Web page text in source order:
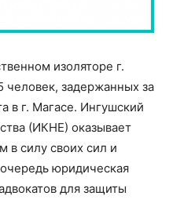
изоляторе г.
человек, задержанных за
в г. Магасе. Ингушский
(ИКНЕ) оказывает
в силу своих сил и
юридическая
для защиты